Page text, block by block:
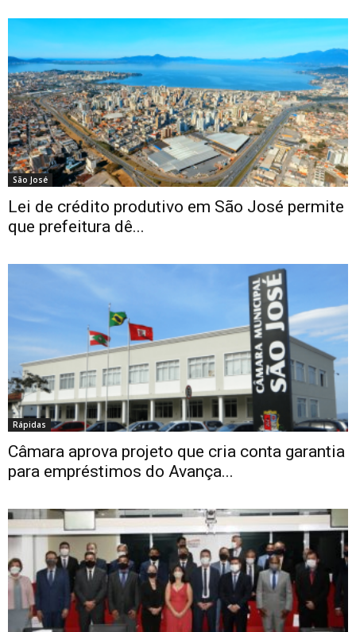
São José
Lei de crédito produtivo em São José permite
que prefeitura dê...
Rápidas
Câmara aprova projeto que cria conta garantia
para empréstimos do Avança...